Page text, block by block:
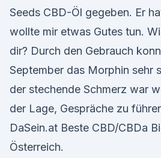
Seeds CBD-Öl gegeben. Er
wollte mir etwas Gutes tun.
dir? Durch den Gebrauch
September das Morphin sehr
der stechende Schmerz war
der Lage, Gespräche zu
DaSein.at Beste CBD/CBDa
Österreich.